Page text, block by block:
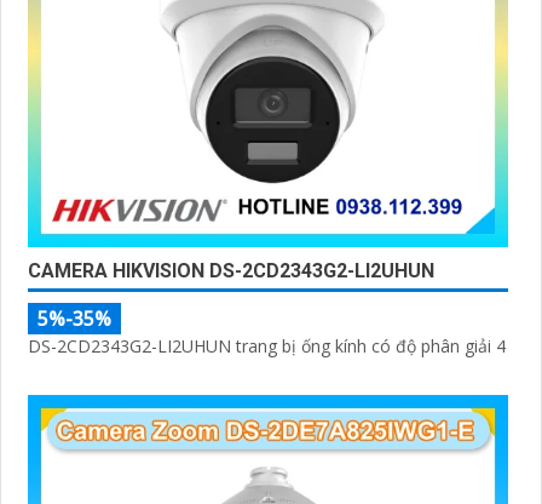
CAMERA HIKVISION DS-2CD2343G2-LI2UHUN
5%-35%
DS-2CD2343G2-LI2UHUN trang bị ống kính có độ phân giải 4